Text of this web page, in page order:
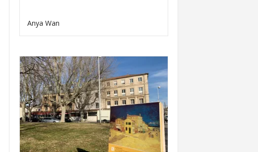
Anya Wan